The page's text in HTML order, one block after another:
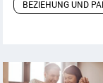
BEZIEHUNG UND